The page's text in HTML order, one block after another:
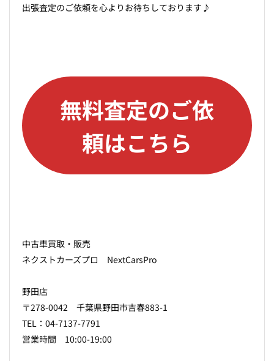
出張査定のご依頼を心よりお待ちしております♪
無料査定のご依
頼はこちら
中古車買取・販売
ネクストカーズプロ NextCarsPro
野田店
〒278-0042 千葉県野田市吉春883-1
TEL：04-7137-7791
営業時間 10:00-19:00